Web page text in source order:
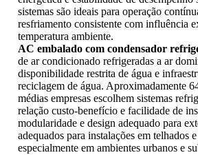
sistemas são ideais para operação
resfriamento consistente com influência
temperatura ambiente.
AC embalado com condensador
de ar condicionado refrigeradas a ar
disponibilidade restrita de água e
reciclagem de água. Aproximadamente
médias empresas escolhem sistemas
relação custo-benefício e facilidade de
modularidade e design adequado para
adequados para instalações em telhados
especialmente em ambientes urbanos e